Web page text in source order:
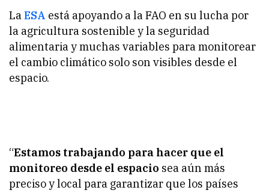
LaESA está apoyando a la FAO en su lucha por
la agricultura sostenible y la seguridad
alimentaria y muchas variables para monitorear
el cambio climático solo son visibles desde el
espacio.
“Estamos trabajando para hacer que el
monitoreo desde el espacio sea aún más
preciso y local para garantizar que los países